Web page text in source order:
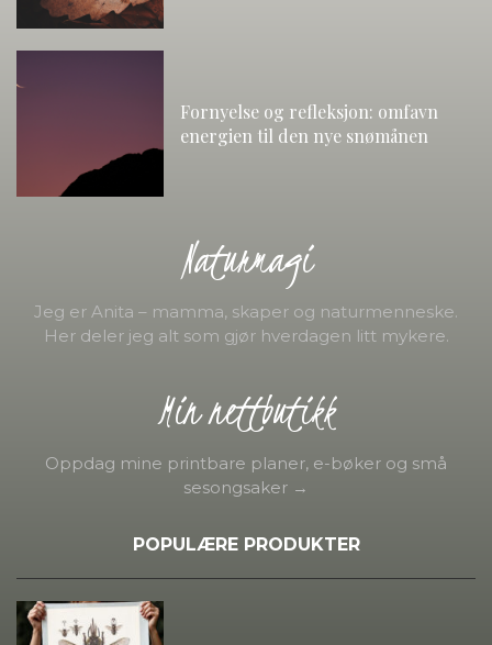
Fornyelse og refleksjon: omfavn
energien til den nye snømånen
Naturmagi
Jeg er Anita – mamma, skaper og naturmenneske.
Her deler jeg alt som gjør hverdagen litt mykere.
Min nettbutikk
Oppdag mine printbare planer, e-bøker og små
sesongsaker →
POPULÆRE PRODUKTER